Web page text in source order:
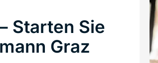
Starten Sie
Graz